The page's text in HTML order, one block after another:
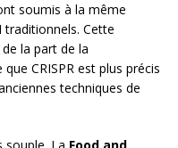
soumis à la même
traditionnels. Cette
la part de la
CRISPR est plus précis
techniques de